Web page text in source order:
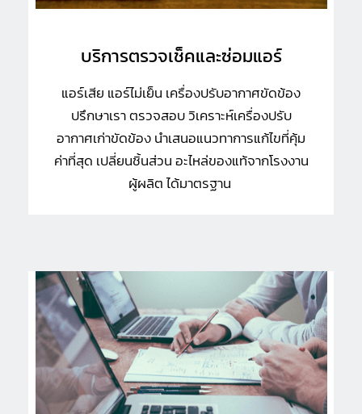
บริการตรวจเช็คและซ่อมแอร์
แอร์เสีย แอร์ไม่เย็น เครื่องปรับอากาศขัดข้อง
ปรึกษาเรา ตรวจสอบ วิเคราะห์เครื่องปรับ
อากาศเก่าขัดข้อง นำเสนอแนวทาการแก้ไขที่คุ้ม
ค่าที่สุด เปลี่ยนชิ้นส่วน อะไหล่ของแท้จากโรงงาน
ผู้ผลิต ได้มาตรฐาน